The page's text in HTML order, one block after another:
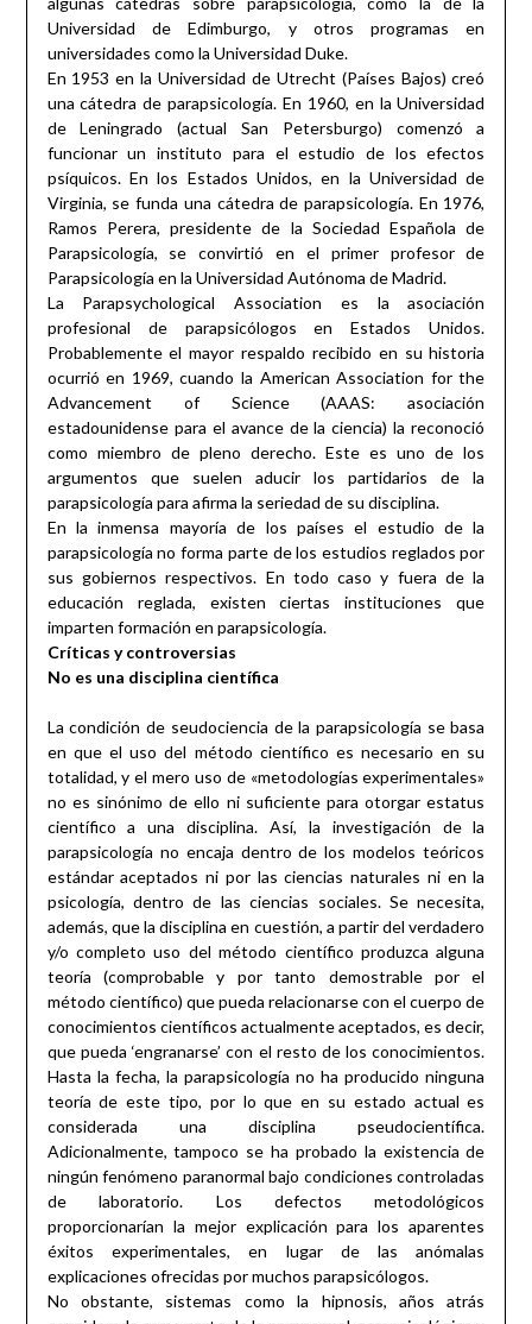
Universidad de Edimburgo, y otros programas en
universidades como la Universidad Duke.
En 1953 en la Universidad de Utrecht (Países Bajos) creó
una cátedra de parapsicología. En 1960, en la Universidad
de Leningrado (actual San Petersburgo) comenzó a
funcionar un instituto para el estudio de los efectos
psíquicos. En los Estados Unidos, en la Universidad de
Virginia, se funda una cátedra de parapsicología. En 1976,
Ramos Perera, presidente de la Sociedad Española de
Parapsicología, se convirtió en el primer profesor de
Parapsicología en la Universidad Autónoma de Madrid.
La Parapsychological Association es la asociación
profesional de parapsicólogos en Estados Unidos.
Probablemente el mayor respaldo recibido en su historia
ocurrió en 1969, cuando la American Association for the
Advancement of Science (AAAS: asociación
estadounidense para el avance de la ciencia) la reconoció
como miembro de pleno derecho. Este es uno de los
argumentos que suelen aducir los partidarios de la
parapsicología para afirma la seriedad de su disciplina.
En la inmensa mayoría de los países el estudio de la
parapsicología no forma parte de los estudios reglados por
sus gobiernos respectivos. En todo caso y fuera de la
educación reglada, existen ciertas instituciones que
imparten formación en parapsicología.
Críticas y controversias
No es una disciplina científica
La condición de seudociencia de la parapsicología se basa
en que el uso del método científico es necesario en su
totalidad, y el mero uso de «metodologías experimentales»
no es sinónimo de ello ni suficiente para otorgar estatus
científico a una disciplina. Así, la investigación de la
parapsicología no encaja dentro de los modelos teóricos
estándar aceptados ni por las ciencias naturales ni en la
psicología, dentro de las ciencias sociales. Se necesita,
además, que la disciplina en cuestión, a partir del verdadero
y/o completo uso del método científico produzca alguna
teoría (comprobable y por tanto demostrable por el
método científico) que pueda relacionarse con el cuerpo de
conocimientos científicos actualmente aceptados, es decir,
que pueda ‘engranarse’ con el resto de los conocimientos.
Hasta la fecha, la parapsicología no ha producido ninguna
teoría de este tipo, por lo que en su estado actual es
considerada una disciplina pseudocientífica.
Adicionalmente, tampoco se ha probado la existencia de
ningún fenómeno paranormal bajo condiciones controladas
de laboratorio. Los defectos metodológicos
proporcionarían la mejor explicación para los aparentes
éxitos experimentales, en lugar de las anómalas
explicaciones ofrecidas por muchos parapsicólogos.
No obstante, sistemas como la hipnosis, años atrás